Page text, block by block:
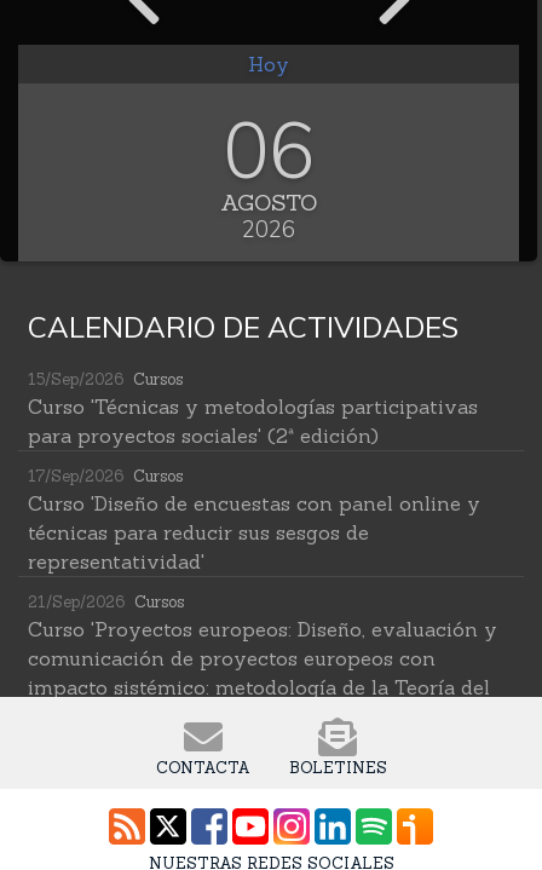
Hoy
06
AGOSTO
2026
CALENDARIO DE ACTIVIDADES
15/Sep/2026 Cursos
Curso 'Técnicas y metodologías participativas
para proyectos sociales' (2ª edición)
17/Sep/2026 Cursos
Curso 'Diseño de encuestas con panel online y
técnicas para reducir sus sesgos de
representatividad'
21/Sep/2026 Cursos
Curso 'Proyectos europeos: Diseño, evaluación y
comunicación de proyectos europeos con
impacto sistémico: metodología de la Teoría del
Cambio transformativa'
Cursos
ciencias sociales' (2ª edición)
Cursos
CONTACTA BOLETINES
NUESTRAS REDES SOCIALES